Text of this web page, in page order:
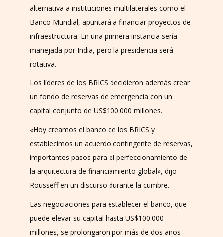
alternativa a instituciones multilaterales como el
Banco Mundial, apuntará a financiar proyectos de
infraestructura. En una primera instancia sería
manejada por India, pero la presidencia será
rotativa.
Los líderes de los BRICS decidieron además crear
un fondo de reservas de emergencia con un
capital conjunto de US$100.000 millones.
«Hoy creamos el banco de los BRICS y
establecimos un acuerdo contingente de reservas,
importantes pasos para el perfeccionamiento de
la arquitectura de financiamiento global», dijo
Rousseff en un discurso durante la cumbre.
Las negociaciones para establecer el banco, que
puede elevar su capital hasta US$100.000
millones, se prolongaron por más de dos años